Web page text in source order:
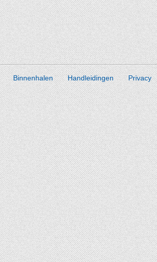
Binnenhalen Handleidingen Privacy